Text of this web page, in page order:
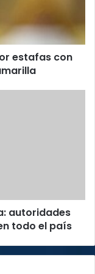
estafas con
autoridades
todo el país